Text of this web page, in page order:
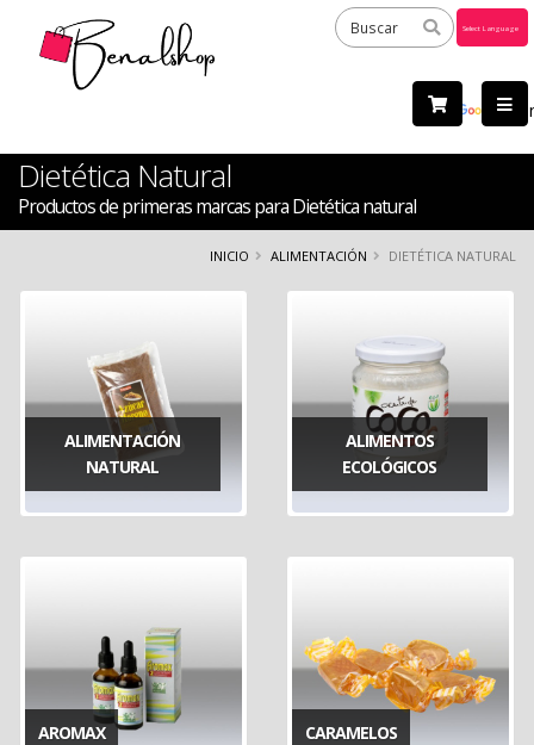
by
Dietética Natural
Productos de primeras marcas para Dietética natural
INICIO ALIMENTACIÓN DIETÉTICA NATURAL
ALIMENTACIÓN
NATURAL
ALIMENTOS
ECOLÓGICOS
AROMAX CARAMELOS